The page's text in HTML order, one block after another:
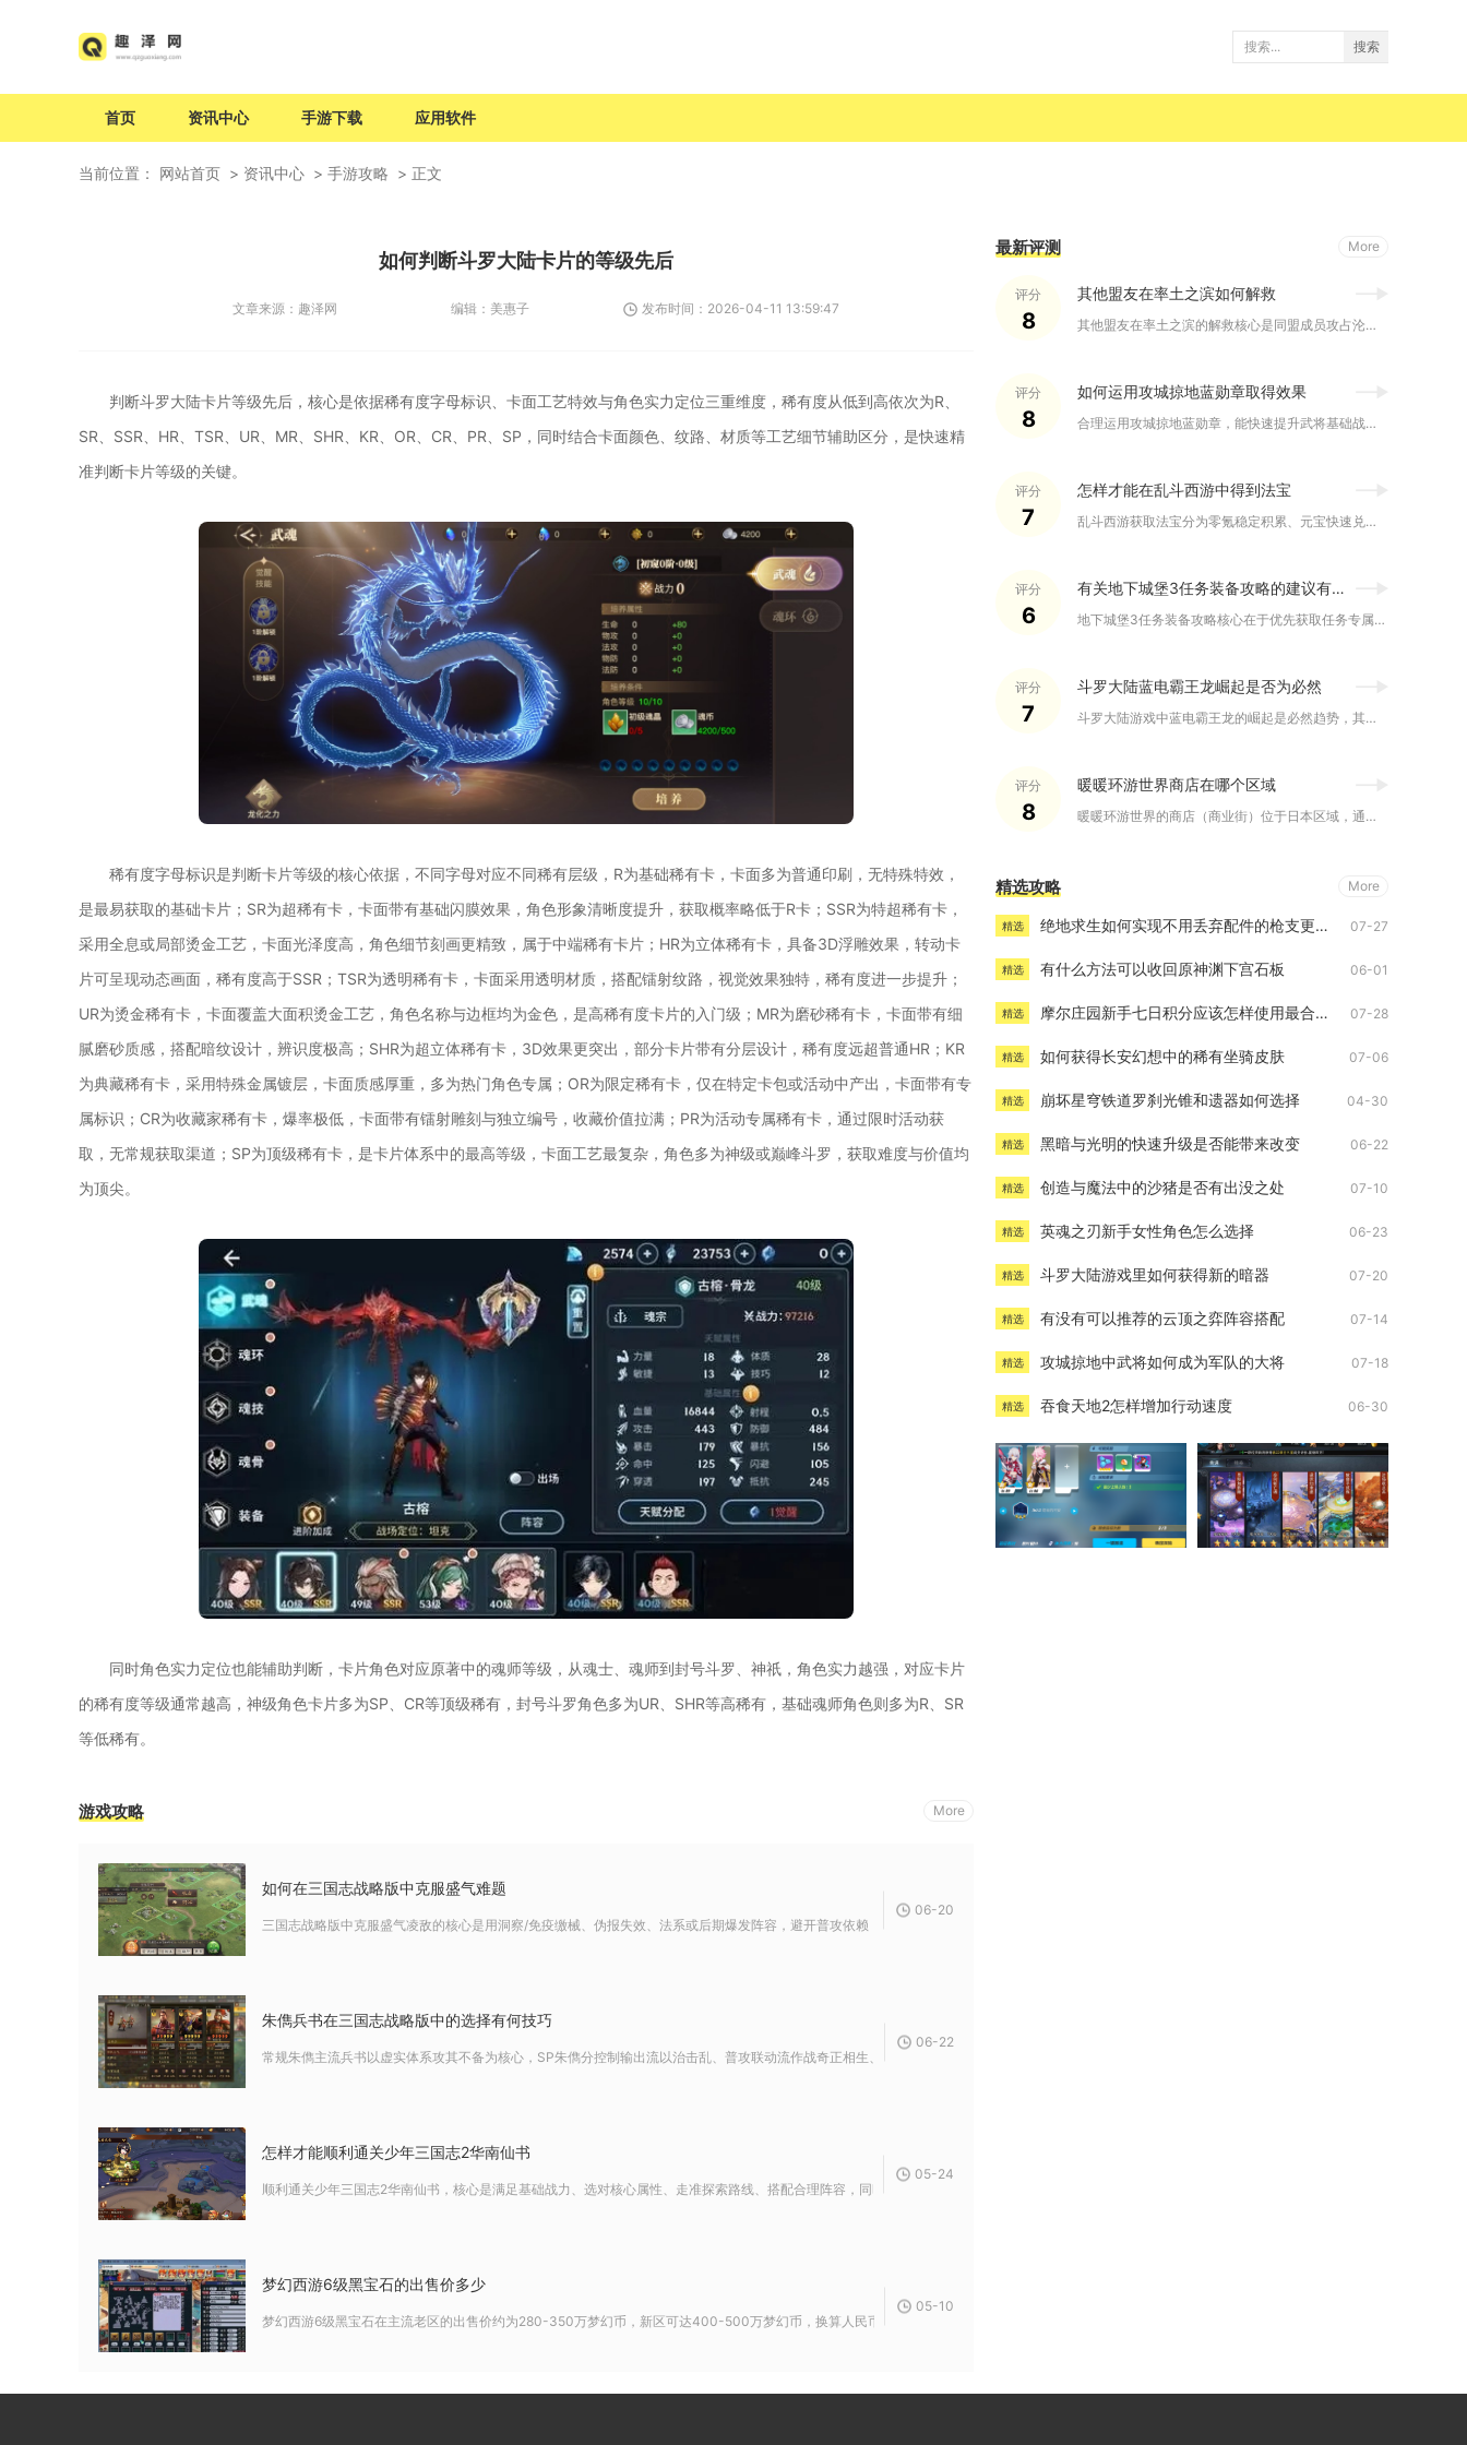
搜索
首页 资讯中心 手游下载 应用软件
当前位置： 网站首页 资讯中心 手游攻略 正文
如何判断斗罗大陆卡片的等级先后
文章来源： 趣泽网 编辑： 美惠子 发布时间： 2026-04-11 13:59:47
判断斗罗大陆卡片等级先后，核心是依据稀有度字母标识、卡面工艺特效与角色实力定位三重维度，稀有度从低到高依次为R、
SR、SSR、HR、TSR、UR、MR、SHR、KR、OR、CR、PR、SP，同时结合卡面颜色、纹路、材质等工艺细节辅助区分，是快速精
准判断卡片等级的关键。
稀有度字母标识是判断卡片等级的核心依据，不同字母对应不同稀有层级，R为基础稀有卡，卡面多为普通印刷，无特殊特效，
是最易获取的基础卡片；SR为超稀有卡，卡面带有基础闪膜效果，角色形象清晰度提升，获取概率略低于R卡；SSR为特超稀有卡，
采用全息或局部烫金工艺，卡面光泽度高，角色细节刻画更精致，属于中端稀有卡片；HR为立体稀有卡，具备3D浮雕效果，转动卡
片可呈现动态画面，稀有度高于SSR；TSR为透明稀有卡，卡面采用透明材质，搭配镭射纹路，视觉效果独特，稀有度进一步提升；
UR为烫金稀有卡，卡面覆盖大面积烫金工艺，角色名称与边框均为金色，是高稀有度卡片的入门级；MR为磨砂稀有卡，卡面带有细
腻磨砂质感，搭配暗纹设计，辨识度极高；SHR为超立体稀有卡，3D效果更突出，部分卡片带有分层设计，稀有度远超普通HR；KR
为典藏稀有卡，采用特殊金属镀层，卡面质感厚重，多为热门角色专属；OR为限定稀有卡，仅在特定卡包或活动中产出，卡面带有专
属标识；CR为收藏家稀有卡，爆率极低，卡面带有镭射雕刻与独立编号，收藏价值拉满；PR为活动专属稀有卡，通过限时活动获
取，无常规获取渠道；SP为顶级稀有卡，是卡片体系中的最高等级，卡面工艺最复杂，角色多为神级或巅峰斗罗，获取难度与价值均
为顶尖。
同时角色实力定位也能辅助判断，卡片角色对应原著中的魂师等级，从魂士、魂师到封号斗罗、神祇，角色实力越强，对应卡片
的稀有度等级通常越高，神级角色卡片多为SP、CR等顶级稀有，封号斗罗角色多为UR、SHR等高稀有，基础魂师角色则多为R、SR
等低稀有。
游戏攻略 More
如何在三国志战略版中克服盛气难题
三国志战略版中克服盛气凌敌的核心是用洞察/免疫缴械、伪报失效、法系或后期爆发阵容，避开普攻依赖，精准反制前两回合缴械压制...
06-20
朱儁兵书在三国志战略版中的选择有何技巧
常规朱儁主流兵书以虚实体系攻其不备为核心，SP朱儁分控制输出流以治击乱、普攻联动流作战奇正相生、纯辅助军形减伤三套路线，...
06-22
怎样才能顺利通关少年三国志2华南仙书
顺利通关少年三国志2华南仙书，核心是满足基础战力、选对核心属性、走准探索路线、搭配合理阵容，同时精准收集宝箱与触发机关，...
05-24
梦幻西游6级黑宝石的出售价多少
梦幻西游6级黑宝石在主流老区的出售价约为280-350万梦幻币，新区可达400-500万梦幻币，换算人民币约25-35元...
05-10
最新评测 More
评分
8
其他盟友在率土之滨如何解救
其他盟友在率土之滨的解救核心是同盟成员攻占沦陷盟友主城，配合...
评分
8
如何运用攻城掠地蓝勋章取得效果
合理运用攻城掠地蓝勋章，能快速提升武将基础战力，在国战、远征...
评分
7
怎样才能在乱斗西游中得到法宝
乱斗西游获取法宝分为零氪稳定积累、元宝快速兑换、副本活动直接...
评分
6
有关地下城堡3任务装备攻略的建议有哪些
地下城堡3任务装备攻略核心在于优先获取任务专属装备、按职业精...
评分
7
斗罗大陆蓝电霸王龙崛起是否为必然
斗罗大陆游戏中蓝电霸王龙的崛起是必然趋势，其核心优势、适配玩...
评分
8
暖暖环游世界商店在哪个区域
暖暖环游世界的商店（商业街）位于日本区域，通关主线关卡解锁日...
精选攻略 More
精选 绝地求生如何实现不用丢弃配件的枪支更换 07-27
精选 有什么方法可以收回原神渊下宫石板 06-01
精选 摩尔庄园新手七日积分应该怎样使用最合适 07-28
精选 如何获得长安幻想中的稀有坐骑皮肤 07-06
精选 崩坏星穹铁道罗刹光锥和遗器如何选择 04-30
精选 黑暗与光明的快速升级是否能带来改变 06-22
精选 创造与魔法中的沙猪是否有出没之处 07-10
精选 英魂之刃新手女性角色怎么选择 06-23
精选 斗罗大陆游戏里如何获得新的暗器 07-20
精选 有没有可以推荐的云顶之弈阵容搭配 07-14
精选 攻城掠地中武将如何成为军队的大将 07-18
精选 吞食天地2怎样增加行动速度 06-30